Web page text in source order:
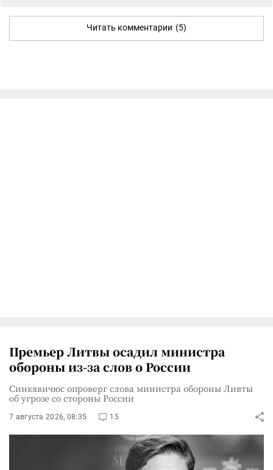
Читать комментарии (5)
Премьер Литвы осадил министра
обороны из-за слов о России
Синкявичюс опроверг слова министра обороны Ливты
об угрозе со стороны России
7 августа 2026, 08:35 15